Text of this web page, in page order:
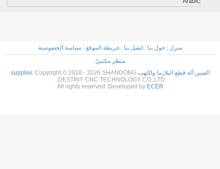
منزل |حول بنا اتصل بنا |خريطة الموقع
سياسة الخصوصية
منظر مكتبيّ
الصين آلة قطع البلازما واللهب supplier.Copyright © 2016 - 2026 SHANDONG
DESTINY CNC TECHNOLOGY CO.,LTD..
All rights reserved. Developed by ECER